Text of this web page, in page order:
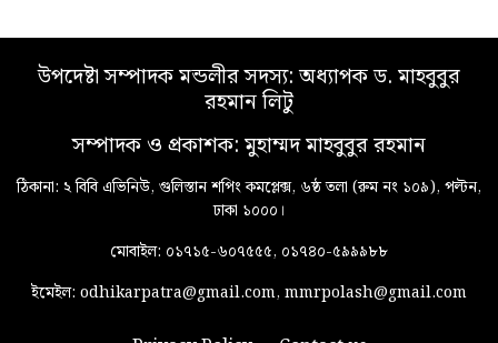
উপদেষ্টা সম্পাদক মন্ডলীর সদস্য: অধ্যাপক ড. মাহবুবুর
রহমান লিটু
সম্পাদক ও প্রকাশক: মুহাম্মদ মাহবুবুর রহমান
ঠিকানা: ২ বিবি এভিনিউ, গুলিস্তান শপিং কমপ্লেক্স, ৬ষ্ঠ তলা (রুম নং ১০৯), পল্টন,
ঢাকা ১০০০।
মোবাইল: ০১৭১৫-৬০৭৫৫৫, ০১৭৪০-৫৯৯৯৮৮
ইমেইল: odhikarpatra@gmail.com, mmrpolash@gmail.com